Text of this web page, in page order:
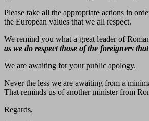
Please take all the appropriate actions in
the European values that we all respect.
We remind you what a great leader of
as we do respect those of the foreigners
We are awaiting for your public apology.
Never the less we are awaiting from a
That reminds us of another minister from
Regards,